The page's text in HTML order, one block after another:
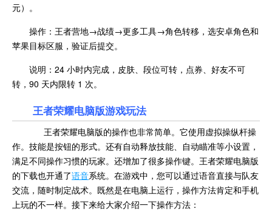
元）。
操作：王者营地→战绩→更多工具→角色转移，选安卓角色和
苹果目标区服，验证后提交。
说明：24 小时内完成，皮肤、段位可转，点券、好友不可
转，90 天内限转 1 次。
王者荣耀电脑版游戏玩法
王者荣耀电脑版的操作也非常简单。它使用虚拟操纵杆操
作。技能是按钮的形式。还有自动释放技能、自动瞄准等小设置，
满足不同操作习惯的玩家。还增加了很多操作键。王者荣耀电脑版
的下载也开通了语音系统。在游戏中，您可以通过语音直接与队友
交流，随时制定战术。既然是在电脑上运行，操作方法肯定和手机
上玩的不一样。接下来给大家介绍一下操作方法：